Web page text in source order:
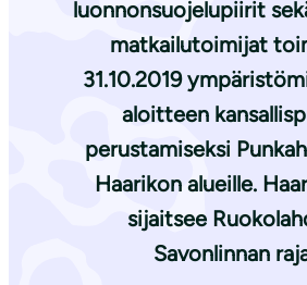
luonnonsuojelupiirit
matkailutoimijat
31.10.2019
aloitteen
perustamiseksi
Haarikon alueille.
sijaitsee
Savonlinnan